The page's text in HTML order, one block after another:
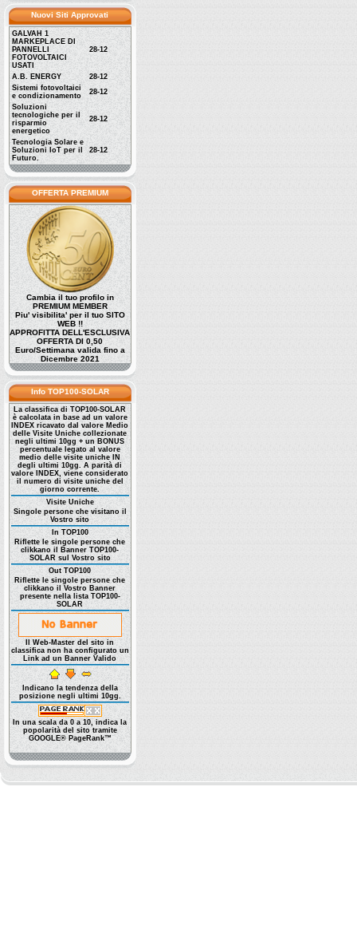
Nuovi Siti Approvati
GALVAH 1
MARKEPLACE DI
PANNELLI
FOTOVOLTAICI
USATI
28-12
A.B. ENERGY
28-12
Sistemi fotovoltaici
e condizionamento
28-12
Soluzioni
tecnologiche per il
risparmio
energetico
28-12
Tecnologia Solare e
Soluzioni IoT per il
Futuro.
28-12
OFFERTA PREMIUM
Cambia il tuo profilo in
PREMIUM MEMBER
Piu' visibilita' per il tuo SITO
WEB !!
APPROFITTA DELL'ESCLUSIVA
OFFERTA DI 0,50
Euro/Settimana valida fino a
Dicembre 2021
Info TOP100-SOLAR
La classifica di TOP100-SOLAR
è calcolata in base ad un valore
INDEX ricavato dal valore Medio
delle Visite Uniche collezionate
negli ultimi 10gg + un BONUS
percentuale legato al valore
medio delle visite uniche IN
degli ultimi 10gg. A parità di
valore INDEX, viene considerato
il numero di visite uniche del
giorno corrente.
Visite Uniche
Singole persone che visitano il
Vostro sito
In TOP100
Riflette le singole persone che
clikkano il Banner TOP100-
SOLAR sul Vostro sito
Out TOP100
Riflette le singole persone che
clikkano il Vostro Banner
presente nella lista TOP100-
SOLAR
Il Web-Master del sito in
classifica non ha configurato un
Link ad un Banner Valido
Indicano la tendenza della
posizione negli ultimi 10gg.
In una scala da 0 a 10, indica la
popolarità del sito tramite
GOOGLE® PageRank™